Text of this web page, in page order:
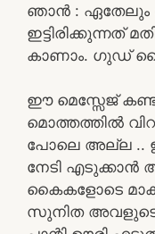
ഞാൻ : ഏതേലും
ഇട്ടിരിക്കുന്നത്
കാണാം. ഗുഡ്
ഈ മെസ്സേജ്
മൊത്തത്തിൽ
പോലെ അല്ല ..
നേടി എടുക്കാൻ
കൈകളോടെ
സുനിത അവളുടെ